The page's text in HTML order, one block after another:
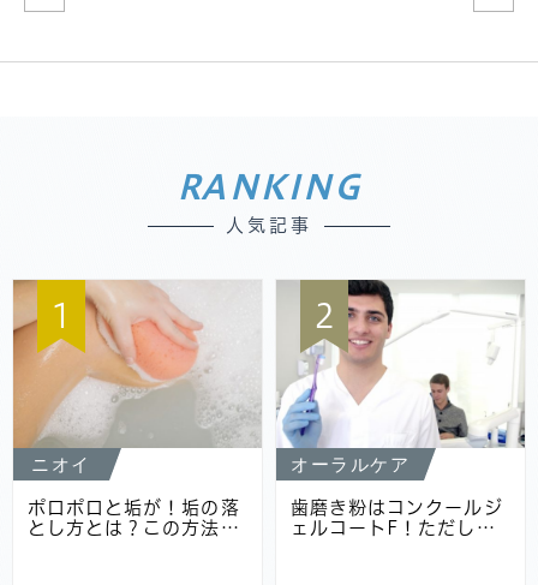
RANKING
人気記事
1
ニオイ
ポロポロと垢が！垢の落
とし方とは？この方法…
2
オーラルケア
歯磨き粉はコンクールジ
ェルコートF！ただし…